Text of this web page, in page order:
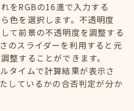
をRGBの16進で入力する
色を選択します。不透明度
て前景の不透明度を調整する
のスライダーを利用すると元
整することができます。
タイムで計算結果が表示さ
しているかの合否判定が分か